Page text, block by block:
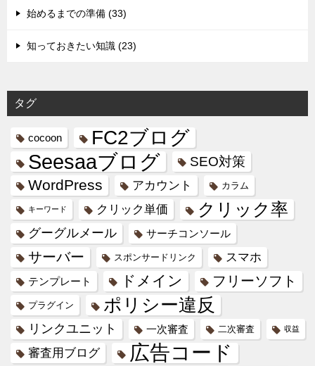
始めるまでの準備 (33)
知っておきたい知識 (23)
タグ
cocoon FC2ブログ
Seesaaブログ SEO対策
WordPress アカウント カラム
キーワード クリック単価 クリック率
グーグルメール サーチコンソール
サーバー スポンサードリンク スマホ
テンプレート ドメイン フリーソフト
プラグイン ポリシー違反
リンクユニット 一次審査 二次審査 収益
審査用ブログ 広告コード